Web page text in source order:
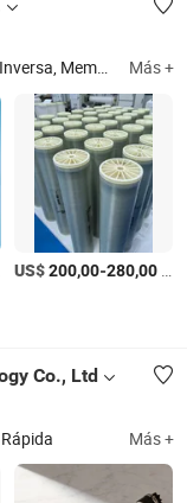
de Ultrafiltración Más +
US$200,00-280,00
Co., Ltd
Más +